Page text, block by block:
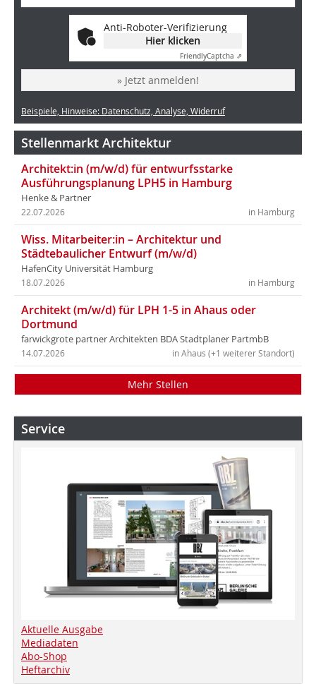
Anti-Roboter-Verifizierung
Hier klicken
FriendlyCaptcha ⇗
» Jetzt anmelden!
Beispiele, Hinweise: Datenschutz, Analyse, Widerruf
Stellenmarkt Architektur
Architekt:in (m/w/d) für entwurfsstarke
Ausführungsplanung LPH5 in Hamburg
Henke & Partner
in Hamburg
22.07.2026
Wiss. Mitarbeiter:in – Architektur und
Städtebaulicher Entwurf (m/w/d)
HafenCity Universität Hamburg
in Hamburg
18.07.2026
Architekt (m/w/d) für LPH 1-5 in Ahaus oder
Dortmund
farwickgrote partner Architekten BDA Stadtplaner PartmbB
in Ahaus (+1 weiterer Standort)
14.07.2026
Mehr Stellen
Service
Aktuelle Ausgabe
Mediadaten
Abo-Shop
Heftarchiv